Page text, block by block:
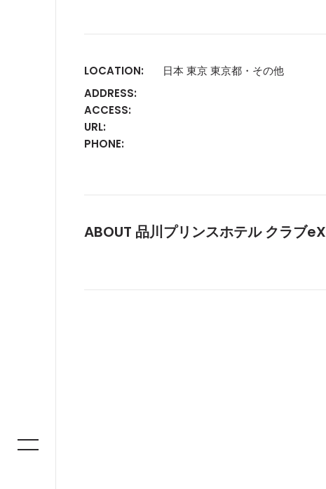
LOCATION:
日本 東京 東京都・その他
ADDRESS:
ACCESS:
URL:
PHONE:
ABOUT 品川プリンスホテル クラブeX